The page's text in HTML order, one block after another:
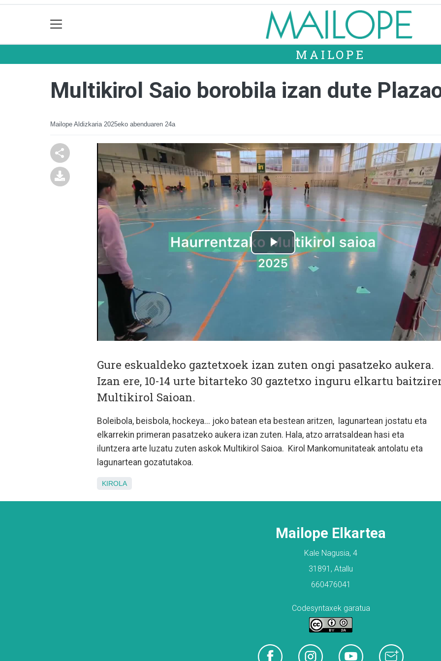
MAILOPE
Multikirol Saio borobila izan dute
Mailope Aldizkaria 2025eko abenduaren 24a
Gure eskualdeko gaztetxoek izan zuten ongi pasatzeko aukera.
Izan ere, 10-14 urte bitarteko 30 gaztetxo inguru elkartu
Multikirol Saioan.
Boleibola, beisbola, hockeya... joko batean eta bestean aritzen, lagunartean jostatu eta
elkarrekin primeran pasatzeko aukera izan zuten. Hala, atzo arratsaldean hasi eta
iluntzera arte luzatu zuten askok Multikirol Saioa. Kirol Mankomunitateak antolatu eta
lagunartean gozatutakoa.
KIROLA
Mailope Elkartea
Kale Nagusia, 4
31891, Atallu
660476041
Codesyntaxek garatua